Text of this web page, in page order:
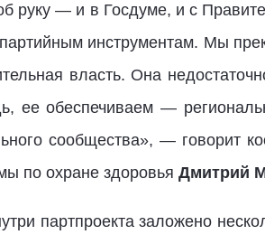
руку — и в Госдуме, и с
инструментам. Мы
власть. Она
ее обеспечиваем —
сообщества», — говорит
по охране здоровья Дмитрий
партпроекта заложено